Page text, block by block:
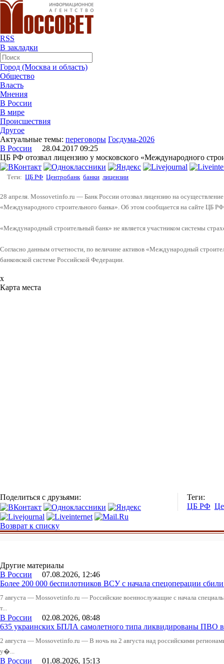
RSS
В закладки
Город (Москва и область)
Общество
Власть
Мнения
В России
В мире
Происшествия
Другое
Актуальные темы: переговоры Госдума-2026
В России 28.04.2017 09:25
ЦБ РФ отозвал лицензию у московского «Международного
Теги: ЦБ РФ Центробанк банки лицензии
28 апреля. Mossovetinfo.ru — Банк России отозвал лицензию на
«Международного строительного банка». Об этом сообщается на сайте ЦБ
«Международный строительный банк» не является участником системы
Согласно данным отчетности, по величине активов «Международный
банковской системе Российской Федерации.
x
Карта места
Поделиться с друзьями:
Теги:
ЦБ РФ
Возврат к списку
Другие материалы
В России 07.08.2026, 12:46
Более 200 000 беспилотников ВСУ с начала спецоперации
7 августа — Mossovetinfo.ru — Российские военнослужащие с начала
т...
В России 02.08.2026, 08:48
635 украинских БПЛА самолетного типа ликвидированы ПВО
2 августа — Mossovetinfo.ru — В ночь на 2 августа над российскими
у�...
В России 01.08.2026, 15:13